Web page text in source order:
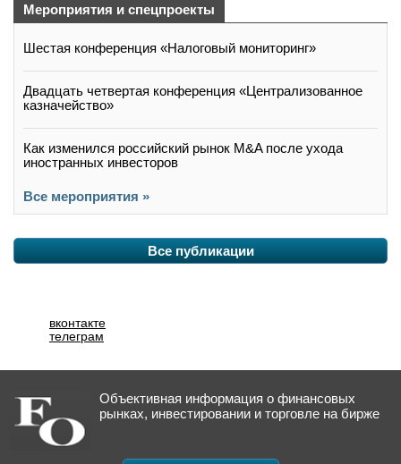
Мероприятия и спецпроекты
Шестая конференция «Налоговый мониторинг»
Двадцать четвертая конференция «Централизованное
казначейство»
Как изменился российский рынок M&A после ухода
иностранных инвесторов
Все мероприятия »
Все публикации
вконтакте
телеграм
Объективная информация о финансовых
рынках, инвестировании и торговле на бирже